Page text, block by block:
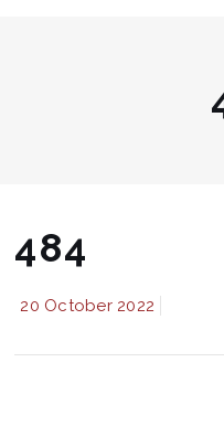
484
20 October 2022